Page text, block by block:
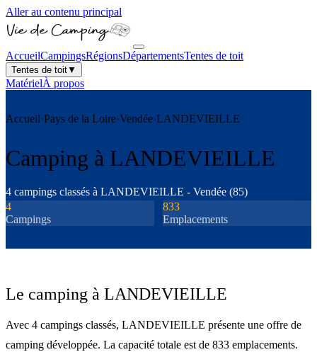
Aller au contenu principal
AccueilCampingsRégionsDépartementsTentes de toit
Tentes de toit▼
MatérielÀ propos
Accueil›Pays de la Loire›Vendée›LANDEVIEILLE
Camping à LANDEVIEILLE
4 campings classés à LANDEVIEILLE - Vendée (85)
4
Campings
833
Emplacements
Le camping à LANDEVIEILLE
Avec 4 campings classés, LANDEVIEILLE présente une offre de
camping développée. La capacité totale est de 833 emplacements.